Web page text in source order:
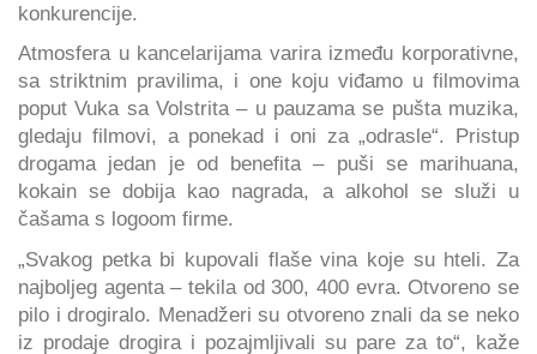
konkurencije.
Atmosfera u kancelarijama varira između korporativne,
sa striktnim pravilima, i one koju viđamo u filmovima
poput Vuka sa Volstrita – u pauzama se pušta muzika,
gledaju filmovi, a ponekad i oni za „odrasle“. Pristup
drogama jedan je od benefita – puši se marihuana,
kokain se dobija kao nagrada, a alkohol se služi u
čašama s logoom firme.
„Svakog petka bi kupovali flaše vina koje su hteli. Za
najboljeg agenta – tekila od 300, 400 evra. Otvoreno se
pilo i drogiralo. Menadžeri su otvoreno znali da se neko
iz prodaje drogira i pozajmljivali su pare za to“, kaže